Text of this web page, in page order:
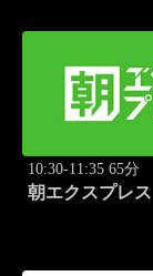
10:30-11:35 65分
朝エクスプレス